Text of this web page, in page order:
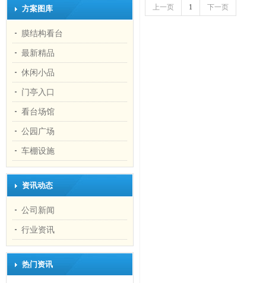
方案图库
膜结构看台
最新精品
休闲小品
门亭入口
看台场馆
公园广场
车棚设施
资讯动态
公司新闻
行业资讯
热门资讯
上一页 1 下一页